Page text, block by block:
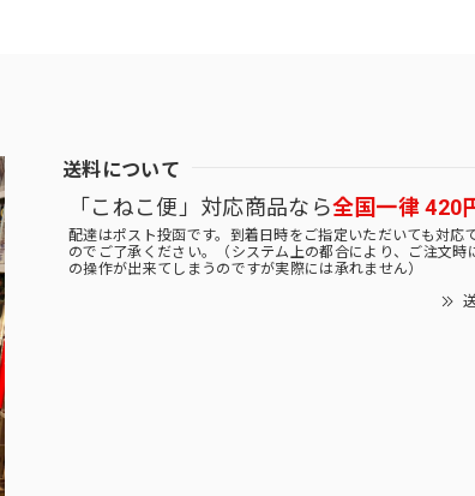
送料について
「こねこ便」対応商品なら全国一律 420
配達はポスト投函です。到着日時をご指定いただいても対応
のでご了承ください。（システム上の都合により、ご注文時
の操作が出来てしまうのですが実際には承れません）